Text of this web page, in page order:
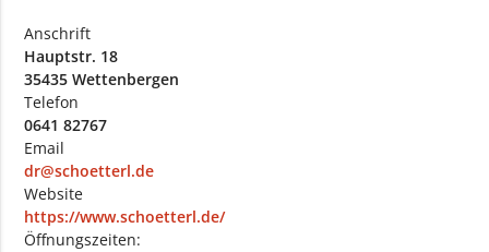
Anschrift
Hauptstr. 18
35435 Wettenbergen
Telefon
0641 82767
Email
dr@schoetterl.de
Website
https://www.schoetterl.de/
Öffnungszeiten: